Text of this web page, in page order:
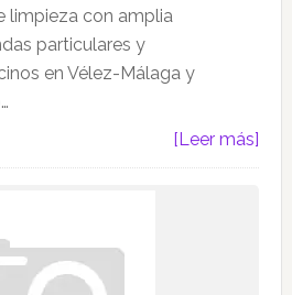
limpieza con amplia
particulares y
en Vélez-Málaga y
[Leer más]